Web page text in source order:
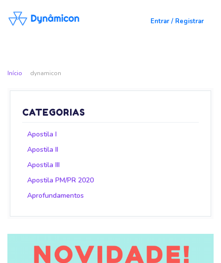
Entrar / Registrar
Início dynamicon
CATEGORIAS
Apostila I
Apostila II
Apostila III
Apostila PM/PR 2020
Aprofundamentos